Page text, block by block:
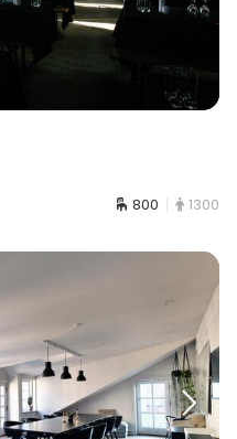
800 1300